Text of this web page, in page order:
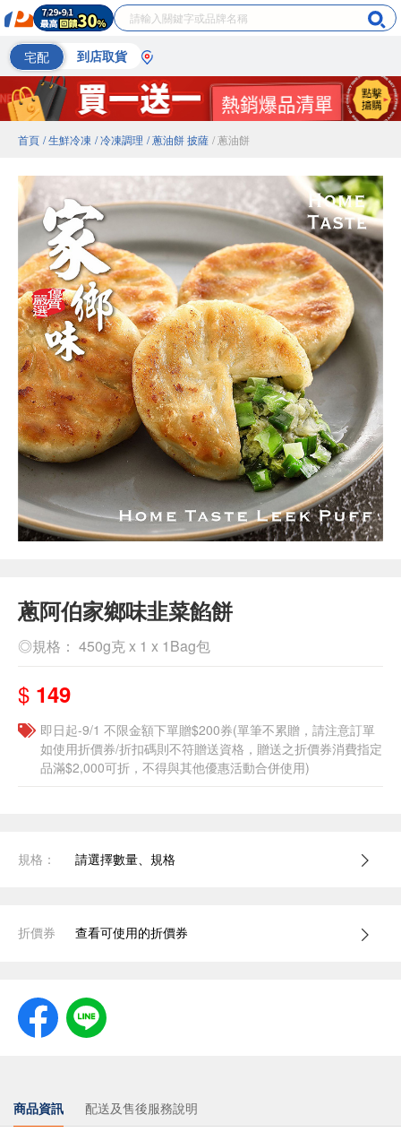
宅配 到店取貨
首頁 / 生鮮冷凍 / 冷凍調理 / 蔥油餅 披薩 / 蔥油餅
蔥阿伯家鄉味韭菜餡餅
◎規格： 450g克 x 1 x 1Bag包
$ 149
即日起-9/1 不限金額下單贈$200券(單筆不累贈，請注意訂單
如使用折價券/折扣碼則不符贈送資格，贈送之折價券消費指定
品滿$2,000可折，不得與其他優惠活動合併使用)
規格： 請選擇數量、規格
折價券 查看可使用的折價券
商品資訊 配送及售後服務說明